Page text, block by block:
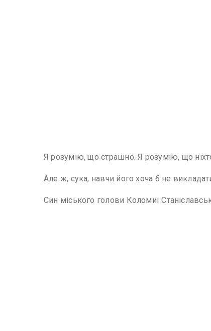
Я розумію, що страшно. Я розумію, що
Але ж, сука, навчи його хоча б не
Син міського голови Коломиї